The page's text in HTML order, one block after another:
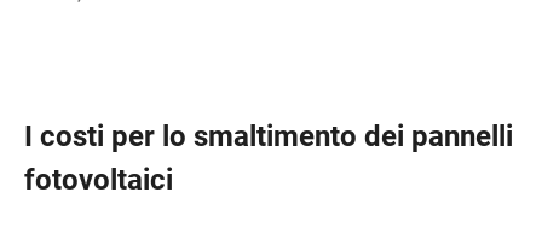
I costi per lo smaltimento dei pannelli
fotovoltaici